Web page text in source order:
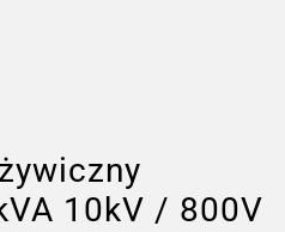
10kV / 800V